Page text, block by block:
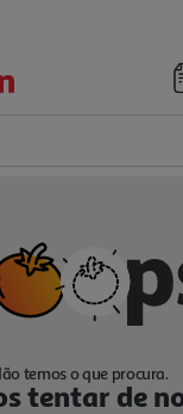
temos o que procura.
tentar de